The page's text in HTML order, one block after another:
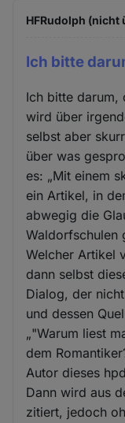
HFRudolph (nicht
Ich bitte
Ich bitte darum,
wird über
selbst aber
über was
es: „Mit einem
ein Artikel, in
abwegig die
Waldorfschulen
Welcher Artikel
dann selbst
Dialog, der
und dessen
„"Warum liest
dem
Autor dieses
Dann wird aus
zitiert, jedoch